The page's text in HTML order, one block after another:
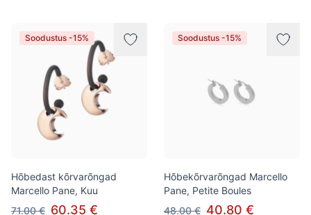
Soodustus -15%
Hõbedast kõrvarõngad
Marcello Pane, Kuu
71.00 € 60.35 €
Soodustus -15%
Hõbekõrvarõngad Marcello
Pane, Petite Boules
48.00 € 40.80 €